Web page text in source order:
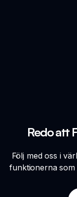
Redo att
Följ med oss i
funktionerna som